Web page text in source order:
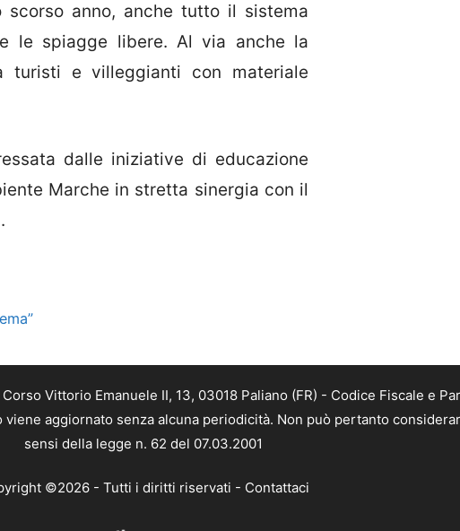
anno, anche tutto il sistema
le spiagge libere. Al via anche la
turisti e villeggianti con materiale
dalle iniziative di educazione
Marche in stretta sinergia con il
Vittorio Emanuele II, 13, 03018 Paliano (FR) - Codice Fiscale e
aggiornato senza alcuna periodicità. Non può pertanto
sensi della legge n. 62 del 07.03.2001
©2026 - Tutti i diritti riservati - Contattaci